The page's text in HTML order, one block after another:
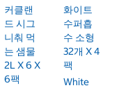
커클랜
드 시그
니춰 먹
는 샘물
2L X 6 X
6팩
화이트
수퍼흡
수 소형
32개 X 4
팩
White